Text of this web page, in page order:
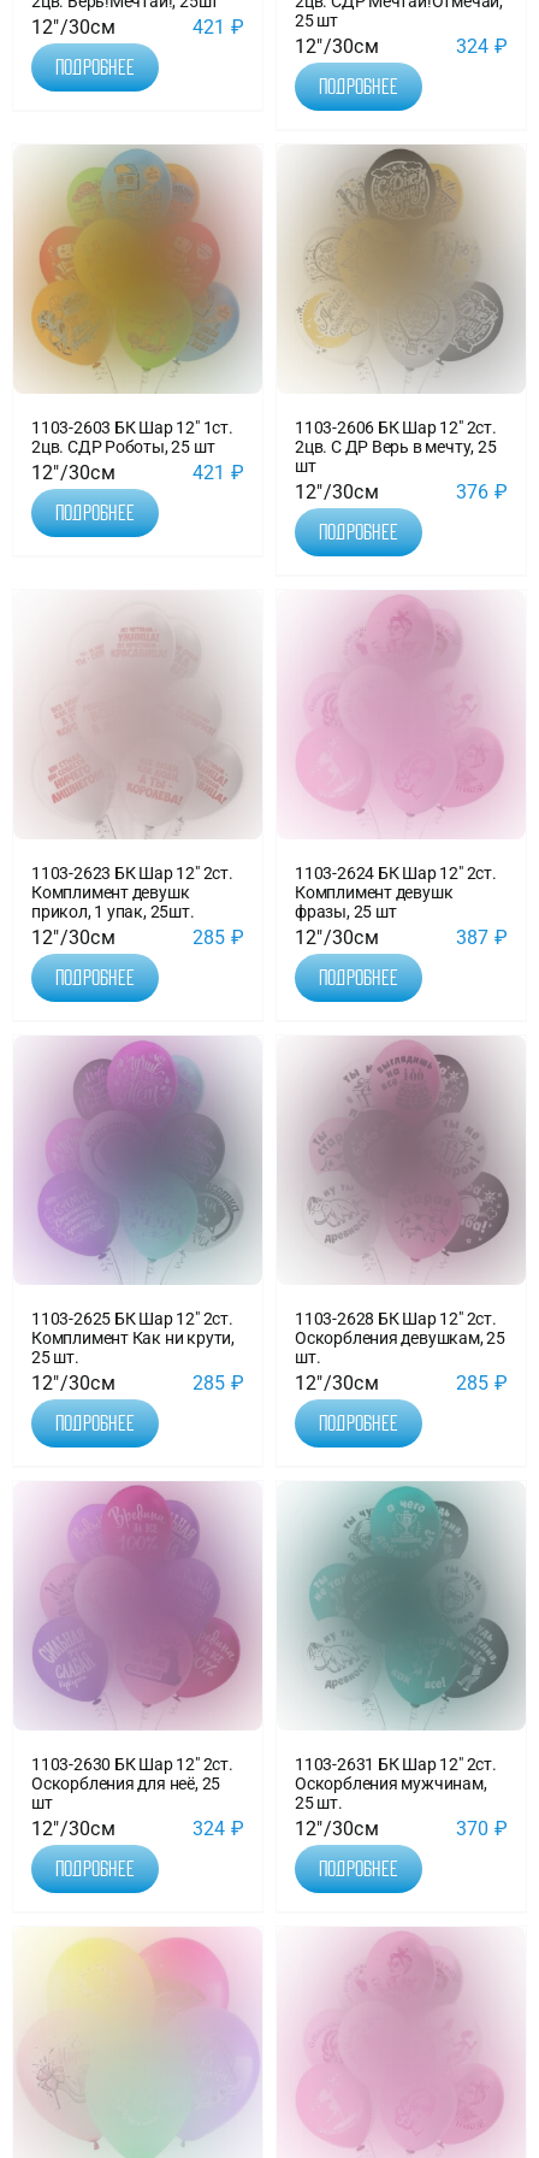
12"/30см 421 ₽
Подробнее
25 шт
12"/30см 324 ₽
Подробнее
1103-2603 БК Шар 12″ 1ст.
2цв. СДР Роботы, 25 шт
12"/30см 421 ₽
Подробнее
1103-2606 БК Шар 12″ 2ст.
2цв. С ДР Верь в мечту, 25
шт
12"/30см 376 ₽
Подробнее
1103-2623 БК Шар 12″ 2ст.
Комплимент девушк
прикол, 1 упак, 25шт.
12"/30см 285 ₽
Подробнее
1103-2624 БК Шар 12″ 2ст.
Комплимент девушк
фразы, 25 шт
12"/30см 387 ₽
Подробнее
1103-2625 БК Шар 12″ 2ст.
Комплимент Как ни крути,
25 шт.
12"/30см 285 ₽
Подробнее
1103-2628 БК Шар 12″ 2ст.
Оскорбления девушкам, 25
шт.
12"/30см 285 ₽
Подробнее
1103-2630 БК Шар 12″ 2ст.
Оскорбления для неё, 25
шт
12"/30см 324 ₽
Подробнее
1103-2631 БК Шар 12″ 2ст.
Оскорбления мужчинам,
25 шт.
12"/30см 370 ₽
Подробнее